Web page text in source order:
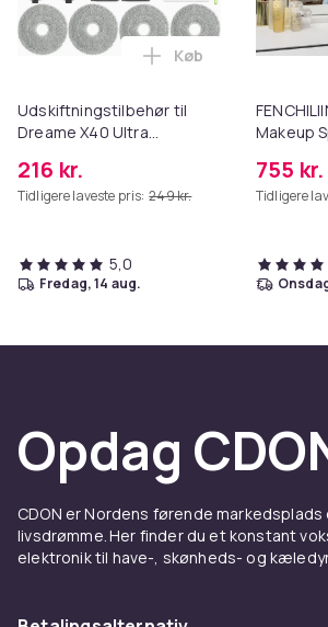
Udskiftningstilbehør til
Dreame X40 Ultra
216 kr.
Tidligere laveste pris: 249 kr.
Læg
Køb
5,0
fredag, 14 aug.
Makeup
80 x 58 cm
755 kr.
Tidligere
Opdag
CDON er Nordens førende
livsdrømme. Her finder du et konstant
elektronik til have-, skønheds- og